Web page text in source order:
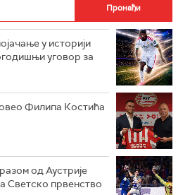
у историји
уговор за
Филипа Костића
од Аустрије
Светско првенство